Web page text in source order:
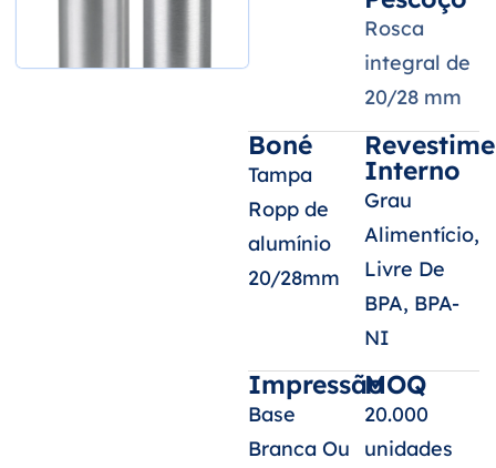
Rosca
integral de
20/28 mm
Boné
Tampa
Ropp de
alumínio
20/28mm
Interno
Grau
Alimentício,
Livre De
BPA, BPA-
NI
Impressão
Base
Branca Ou
MOQ
20.000
unidades